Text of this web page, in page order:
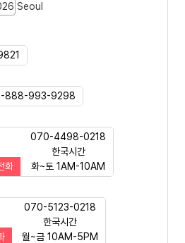
Seoul
888-993-9298
화
070-4498-0218
한국시간
화~토 1AM-10AM
070-5123-0218
한국시간
월~금 10AM-5PM